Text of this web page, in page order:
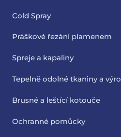
Cold Spray
Práškové řezání plamenem
Spreje a kapaliny
Tepelně odolné tkaniny a
Brusné a leštící kotouče
Ochranné pomůcky